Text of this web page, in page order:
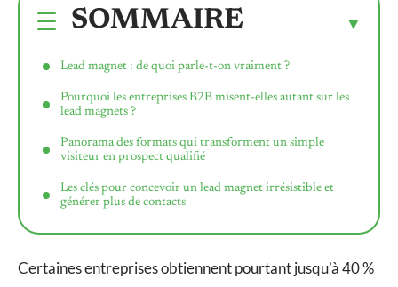
SOMMAIRE
Lead magnet : de quoi parle-t-on vraiment ?
Pourquoi les entreprises B2B misent-elles autant sur les
lead magnets ?
Panorama des formats qui transforment un simple
visiteur en prospect qualifié
Les clés pour concevoir un lead magnet irrésistible et
générer plus de contacts
Certaines entreprises obtiennent pourtant jusqu’à 40 %